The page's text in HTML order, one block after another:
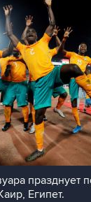
празднует
Египет.